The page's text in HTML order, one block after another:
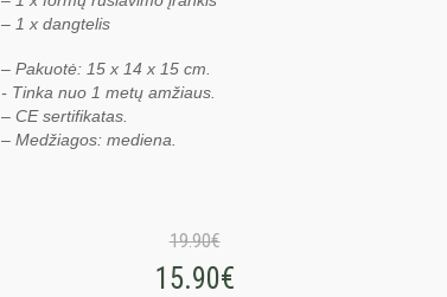
– 1 x dangtelis
– Pakuotė: 15 x 14 x 15 cm.
- Tinka nuo 1 metų amžiaus.
– CE sertifikatas.
– Medžiagos: mediena.
19.90€
15.90€